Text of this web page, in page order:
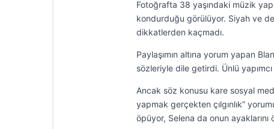
Fotoğrafta 38 yaşındaki müzik
kondurduğu görülüyor. Siyah ve
dikkatlerden kaçmadı.
Paylaşımın altına yorum yapan
sözleriyle dile getirdi. Ünlü
Ancak söz konusu kare sosyal
yapmak gerçekten çılgınlık”
öpüyor, Selena da onun